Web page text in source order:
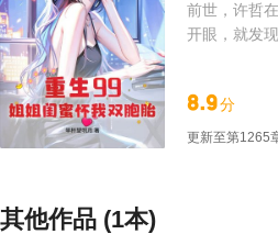
前世，许哲
开眼，就发
8.9分
更新至第1265
其他作品 (1本)